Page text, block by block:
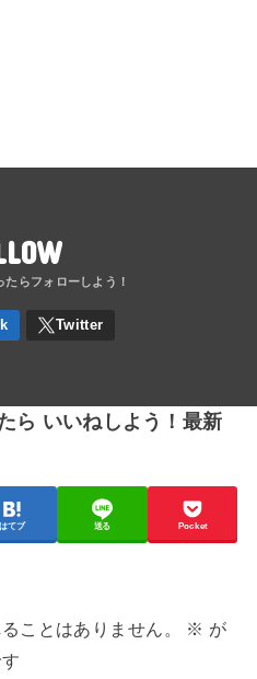
ら いいねしよう！最新
はてブ 送る Pocket
ことはありません。 ※ が